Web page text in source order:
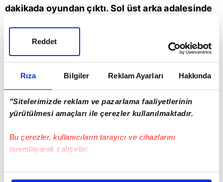
Rıza Bilgiler Reklam Ayarları Hakkında
"Sitelerimizde reklam ve pazarlama faaliyetlerinin
yürütülmesi amaçları ile çerezler kullanılmaktadır.
Bu çerezler, kullanıcıların tarayıcı ve cihazlarını
tanımlayarak çalışırlar.
Bu çerezlere izin vermeniz halinde sizlere özel
Reddet
dakikada oyundan çıktı. Sol üst arka adalesinde
hafta sahalardan uzak kalacak.
Fenerbahçe Sivasspor